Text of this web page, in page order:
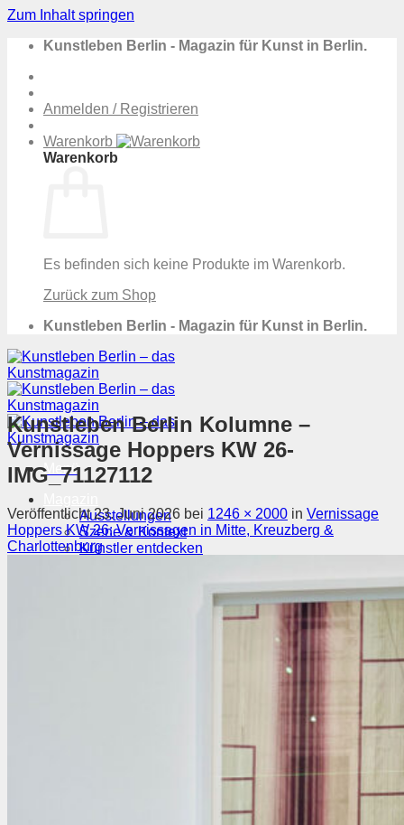
Zum Inhalt springen
Kunstleben Berlin - Magazin für Kunst in Berlin.
Anmelden / Registrieren
Warenkorb
Warenkorb
Es befinden sich keine Produkte im Warenkorb.
Zurück zum Shop
Kunstleben Berlin - Magazin für Kunst in Berlin.
Menü
Ausstellungen
Szene & Kontext
Künstler entdecken
Kunstleben Berlin Kolumne –
Vernissage Hoppers KW 26-
IMG_71127112
Veröffentlicht23. Juni 2026 bei 1246 × 2000 in Vernissage
Hoppers KW 26: Vernissagen in Mitte, Kreuzberg &
Charlottenburg